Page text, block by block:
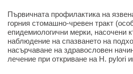
Първичната профилактика на
горния стомашно-чревен тракт
епидемиологични мерки, насочени
наблюдение на спазването на
насърчаване на здравословен
лечение при откриване на H. pylori